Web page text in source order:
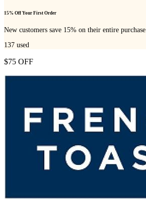
15% Off Your First Order
New customers save 15% on their entire purchase.
137 used
$75 OFF